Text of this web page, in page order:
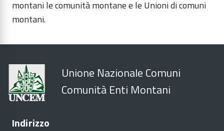
montani le comunità montane e le Unioni di comuni
montani.
Unione Nazionale Comuni
Comunità Enti Montani
Indirizzo